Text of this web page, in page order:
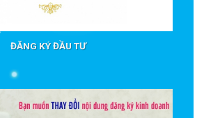
ĐĂNG KÝ ĐẦU TƯ